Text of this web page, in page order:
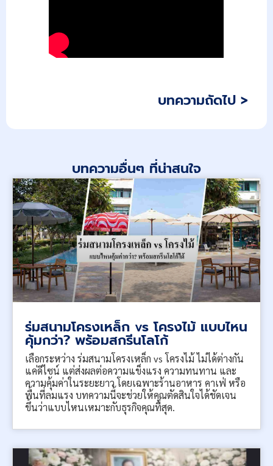
บทความถัดไป >
บทความอื่นๆ ที่น่าสนใจ
ร่มสนามโครงเหล็ก vs โครงไม้ แบบไหน
คุ้มกว่า? พร้อมสกรีนโลโก้
เลือกระหว่าง ร่มสนามโครงเหล็ก vs โครงไม้ ไม่ได้ต่างกัน
แค่ดีไซน์ แต่ส่งผลต่อความแข็งแรง ความทนทาน และ
ความคุ้มค่าในระยะยาว โดยเฉพาะร้านอาหาร คาเฟ่ หรือ
พื้นที่ลมแรง บทความนี้จะช่วยให้คุณตัดสินใจได้ชัดเจน
ขึ้นว่าแบบไหนเหมาะกับธุรกิจคุณที่สุด.